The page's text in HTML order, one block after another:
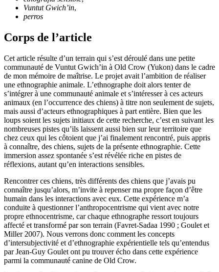
Vuntut Gwich’in,
perros
Corps de l’article
Cet article résulte d’un terrain qui s’est déroulé dans une petite
communauté de Vuntut Gwich’in à Old Crow (Yukon) dans le cadre
de mon mémoire de maîtrise. Le projet avait l’ambition de réaliser
une ethnographie animale. L’ethnographe doit alors tenter de
s’intégrer à une communauté animale et s’intéresser à ces acteurs
animaux (en l’occurrence des chiens) à titre non seulement de sujets,
mais aussi d’acteurs ethnographiques à part entière. Bien que les
loups soient les sujets initiaux de cette recherche, c’est en suivant les
nombreuses pistes qu’ils laissent aussi bien sur leur territoire que
chez ceux qui les côtoient que j’ai finalement rencontré, puis appris
à connaître, des chiens, sujets de la présente ethnographie. Cette
immersion assez spontanée s’est révélée riche en pistes de
réflexions, autant qu’en interactions sensibles.
Rencontrer ces chiens, très différents des chiens que j’avais pu
connaître jusqu’alors, m’invite à repenser ma propre façon d’être
humain dans les interactions avec eux. Cette expérience m’a
conduite à questionner l’anthropocentrisme qui vient avec notre
propre ethnocentrisme, car chaque ethnographe ressort toujours
affecté et transformé par son terrain (Favret-Sadaa 1990 ; Goulet et
Miller 2007). Nous verrons donc comment les concepts
d’intersubjectivité et d’ethnographie expérientielle tels qu’entendus
par Jean-Guy Goulet ont pu trouver écho dans cette expérience
parmi la communauté canine de Old Crow.